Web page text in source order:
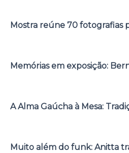
Mostra reúne 70 fotografias
Memórias em exposição:
A Alma Gaúcha à Mesa:
Muito além do funk: Anitta